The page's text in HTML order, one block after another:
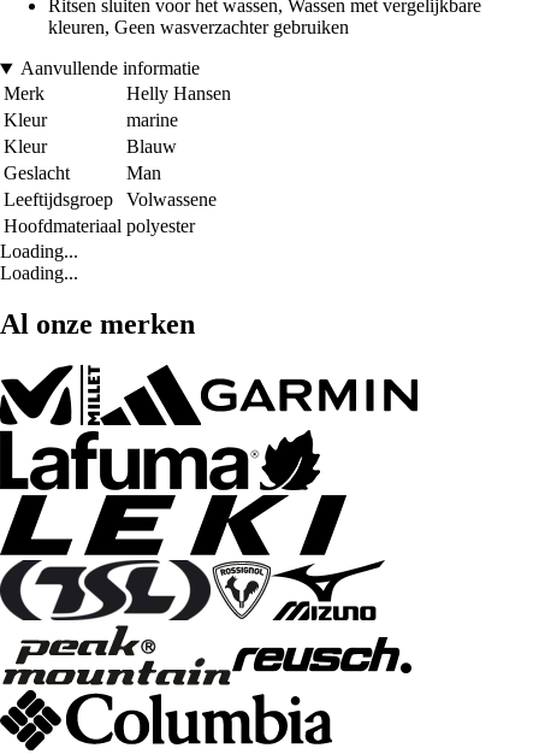
Ritsen sluiten voor het wassen, Wassen met vergelijkbare
kleuren, Geen wasverzachter gebruiken
Aanvullende informatie
Merk
Helly Hansen
Kleur
marine
Kleur
Blauw
Geslacht
Man
Leeftijdsgroep
Volwassene
Hoofdmateriaal polyester
Loading...
Loading...
Al onze merken